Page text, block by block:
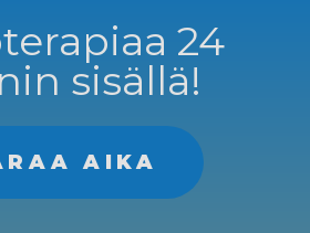
24
sisällä!
AIKA